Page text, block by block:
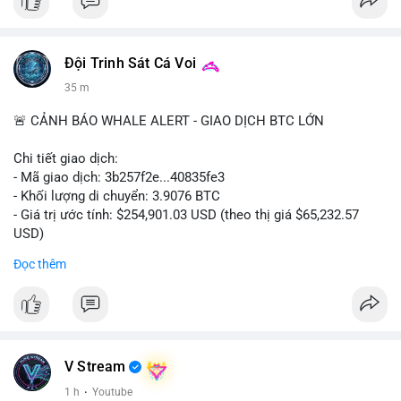
Đội Trinh Sát Cá Voi
35 m
🚨 CẢNH BÁO WHALE ALERT - GIAO DỊCH BTC LỚN
Chi tiết giao dịch:
- Mã giao dịch: 3b257f2e...40835fe3
- Khối lượng di chuyển: 3.9076 BTC
- Giá trị ước tính: $254,901.03 USD (theo thị giá $65,232.57
USD)
255 nghìn USD) được chuyển trong một giao dịch duy nhất cho
chuyển một phần nhỏ trong tổng thể nắm giữ (thường là ví lớn
hàng trăm BTC) phản ánh hành vi thăm dò thanh khoản hoặc
Đọc thêm
V Stream
1 h · Youtube